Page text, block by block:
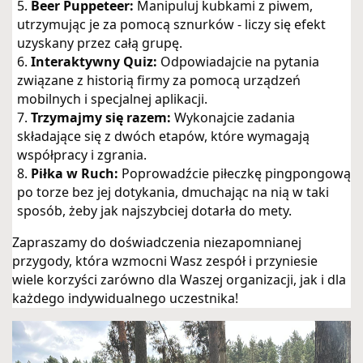
Beer Puppeteer: Manipuluj kubkami z piwem,
utrzymując je za pomocą sznurków - liczy się efekt
uzyskany przez całą grupę.
Interaktywny Quiz: Odpowiadajcie na pytania
związane z historią firmy za pomocą urządzeń
mobilnych i specjalnej aplikacji.
Trzymajmy się razem: Wykonajcie zadania
składające się z dwóch etapów, które wymagają
współpracy i zgrania.
Piłka w Ruch: Poprowadźcie piłeczkę pingpongową
po torze bez jej dotykania, dmuchając na nią w taki
sposób, żeby jak najszybciej dotarła do mety.
Zapraszamy do doświadczenia niezapomnianej
przygody, która wzmocni Wasz zespół i przyniesie
wiele korzyści zarówno dla Waszej organizacji, jak i dla
każdego indywidualnego uczestnika!